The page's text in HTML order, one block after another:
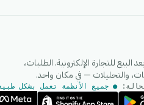
للتجارة الإلكترونية. الطلبات،
والتحليلات — في مكان واحد.
● جميع الأنظمة تعمل بشكل